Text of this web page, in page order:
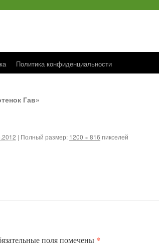
Политика конфиденциальности
Гав»
| Полный размер: 1200 × 816 пикселей
поля помечены *